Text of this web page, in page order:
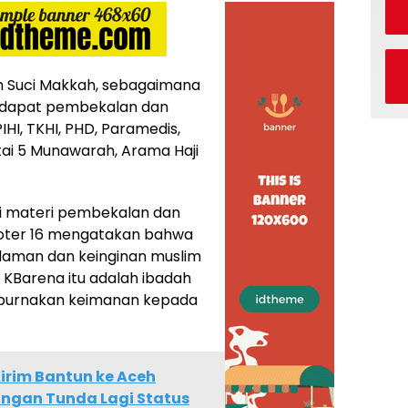
Makkah, sebagaimana
pembekalan dan
TKHI, PHD, Paramedis,
5 Munawarah, Arama Haji
materi pembekalan dan
16 mengatakan bahwa
dan keinginan muslim
itu adalah ibadah
keimanan kepada
Bantun ke Aceh
Tunda Lagi Status